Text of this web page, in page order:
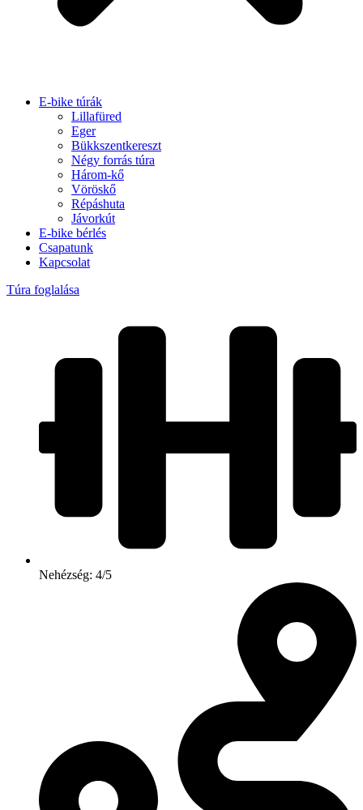
E-bike túrák
Lillafüred
Eger
Bükkszentkereszt
Négy forrás túra
Három-kő
Vöröskő
Répáshuta
Jávorkút
E-bike bérlés
Csapatunk
Kapcsolat
Túra foglalása
Nehézség: 4/5